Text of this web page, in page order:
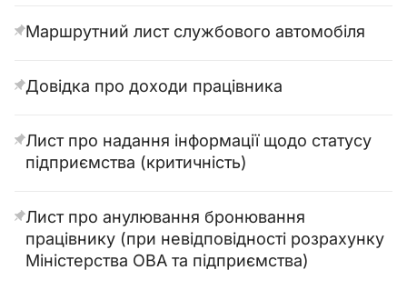
Маршрутний лист службового автомобіля
Довідка про доходи працівника
Лист про надання інформації щодо статусу
підприємства (критичність)
Лист про анулювання бронювання
працівнику (при невідповідності розрахунку
Міністерства ОВА та підприємства)